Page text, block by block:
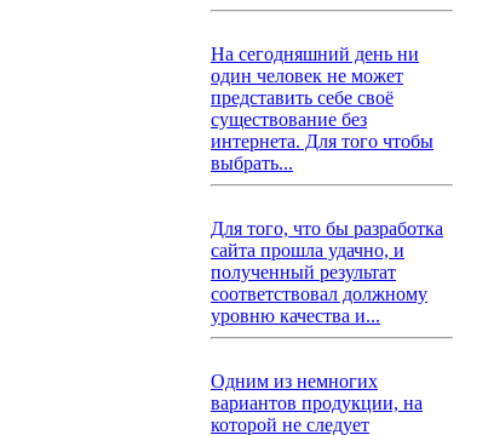
На сегодняшний день ни
один человек не может
представить себе своё
существование без
интернета. Для того чтобы
выбрать...
Для того, что бы разработка
сайта прошла удачно, и
полученный результат
соответствовал должному
уровню качества и...
Одним из немногих
вариантов продукции, на
которой не следует